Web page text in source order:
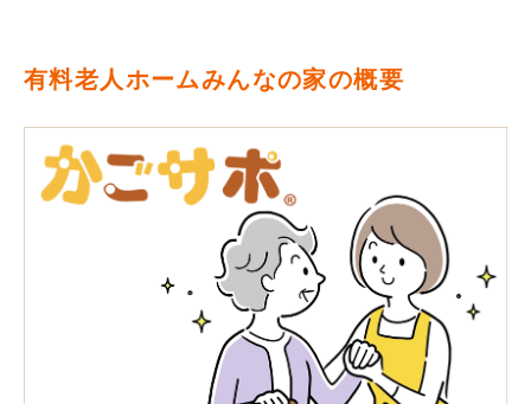
有料老人ホームみんなの家の概要